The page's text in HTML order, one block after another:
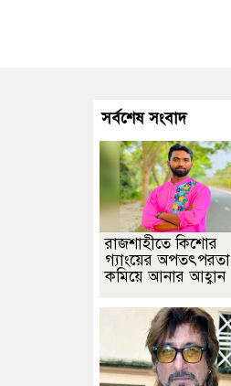
সঙ্গে প্রেমের গুঞ্জন নিয়ে যা বললেন
খুব ব্যথিত হয়েছি: ভারপ্রাপ্ত রাষ্ট্রপতি
সর্বশেষ সংবাদ
রাজশাহীতে কিশোর
গ্যাংয়ের অপতৎপরতা
কমিয়ে আনার আহ্বান